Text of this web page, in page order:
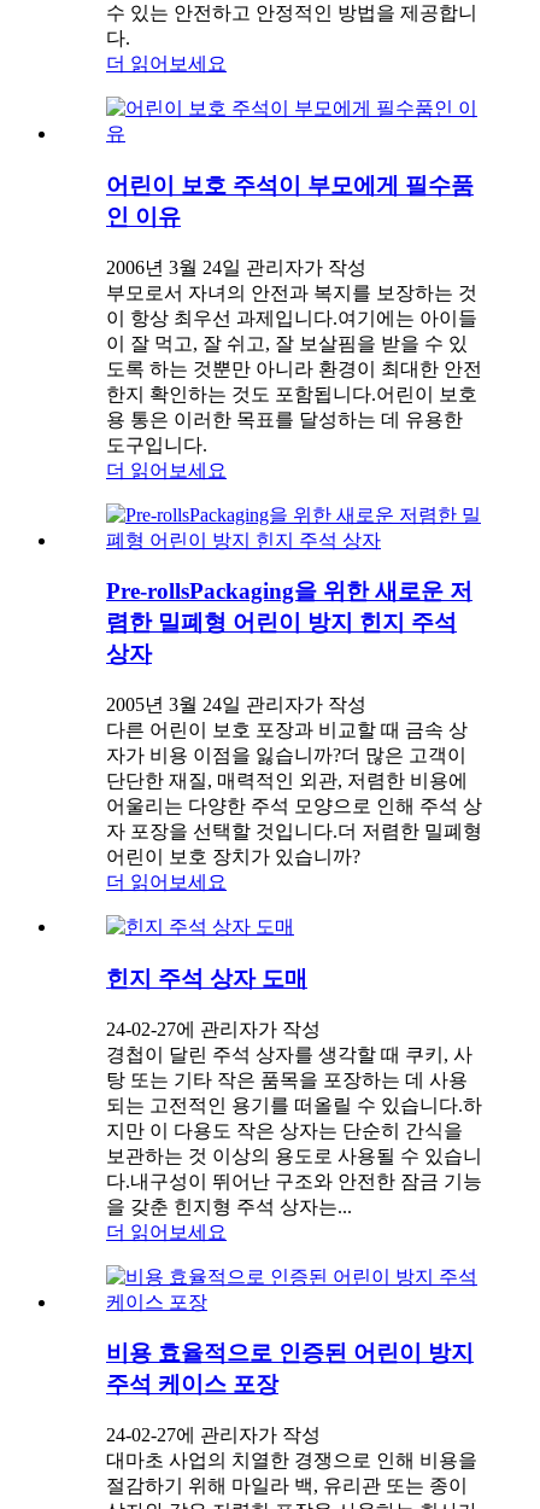
수 있는 안전하고 안정적인 방법을 제공합니
다.
더 읽어보세요
어린이 보호 주석이 부모에게 필수품
인 이유
2006년 3월 24일 관리자가 작성
부모로서 자녀의 안전과 복지를 보장하는 것
이 항상 최우선 과제입니다.여기에는 아이들
이 잘 먹고, 잘 쉬고, 잘 보살핌을 받을 수 있
도록 하는 것뿐만 아니라 환경이 최대한 안전
한지 확인하는 것도 포함됩니다.어린이 보호
용 통은 이러한 목표를 달성하는 데 유용한
도구입니다.
더 읽어보세요
Pre-rollsPackaging을 위한 새로운 저
렴한 밀폐형 어린이 방지 힌지 주석
상자
2005년 3월 24일 관리자가 작성
다른 어린이 보호 포장과 비교할 때 금속 상
자가 비용 이점을 잃습니까?더 많은 고객이
단단한 재질, 매력적인 외관, 저렴한 비용에
어울리는 다양한 주석 모양으로 인해 주석 상
자 포장을 선택할 것입니다.더 저렴한 밀폐형
어린이 보호 장치가 있습니까?
더 읽어보세요
힌지 주석 상자 도매
24-02-27에 관리자가 작성
경첩이 달린 주석 상자를 생각할 때 쿠키, 사
탕 또는 기타 작은 품목을 포장하는 데 사용
되는 고전적인 용기를 떠올릴 수 있습니다.하
지만 이 다용도 작은 상자는 단순히 간식을
보관하는 것 이상의 용도로 사용될 수 있습니
다.내구성이 뛰어난 구조와 안전한 잠금 기능
을 갖춘 힌지형 주석 상자는...
더 읽어보세요
비용 효율적으로 인증된 어린이 방지
주석 케이스 포장
24-02-27에 관리자가 작성
대마초 사업의 치열한 경쟁으로 인해 비용을
절감하기 위해 마일라 백, 유리관 또는 종이